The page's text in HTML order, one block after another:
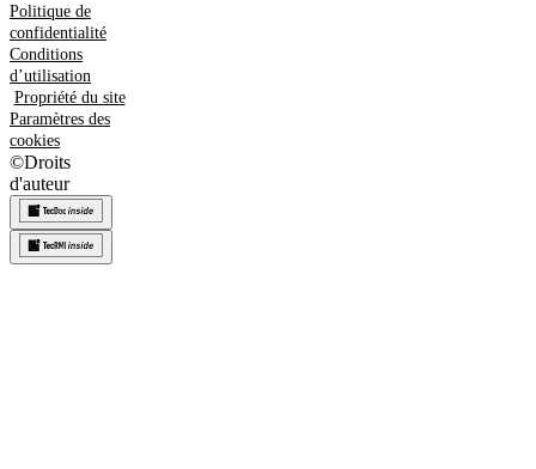
Politique de
confidentialité
Conditions
d’utilisation
Propriété du site
Paramètres des
cookies
©Droits
d'auteur